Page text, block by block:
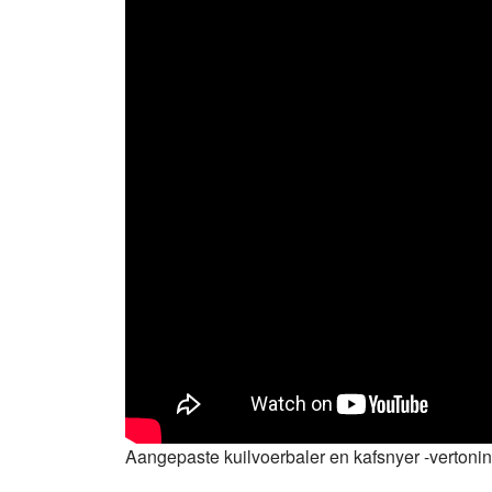
Aangepaste kuilvoerbaler en kafsnyer -